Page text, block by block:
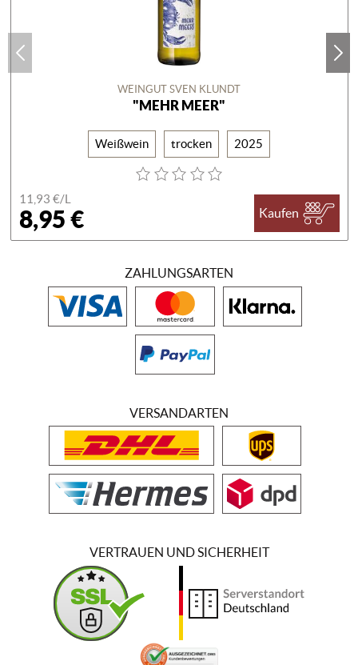
WEINGUT SVEN KLUNDT
"MEHR MEER"
Weißwein trocken 2025
11,93 €/L
8,95 € Kaufen
ZAHLUNGSARTEN
VERSANDARTEN
VERTRAUEN UND SICHERHEIT